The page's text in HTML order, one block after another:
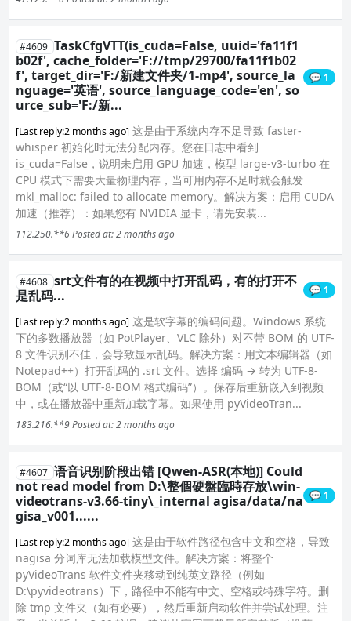
#4609 TaskCfgVTT(is_cuda=False, uuid='fa11f1
b02f', cache_folder='F://tmp/29700/fa11f1b02
f', target_dir='F:/新建文件夹/1-mp4', source_la
nguage='英语', source_language_code='en', so
urce_sub='F:/新...
💬 1
[Last reply:2 months ago] 这是由于系统内存不足导致 faster-
whisper 初始化时无法分配内存。您在日志中看到
is_cuda=False，说明未启用 GPU 加速，模型 large-v3-turbo 在
CPU 模式下需要大量物理内存，当可用内存不足时就会触发
mkl_malloc: failed to allocate memory。解决方案：启用 CUDA
加速（推荐）：如果您有 NVIDIA 显卡，请先安装...
112.250.**6Posted at: 2 months ago
#4608 srt文件有的在视频中打开乱码，有的打开不
是乱码...
💬 1
[Last reply:2 months ago] 这是软字幕的编码问题。Windows 系统
下的多数播放器（如 PotPlayer、VLC 除外）对不带 BOM 的 UTF-
8 文件识别不佳，会导致显示乱码。解决方案：用文本编辑器（如
Notepad++）打开乱码的 .srt 文件。选择 编码 → 转为 UTF-8-
BOM（或“以 UTF-8-BOM 格式编码”）。保存后重新嵌入到视频
中，或在播放器中重新加载字幕。如果使用 pyVideoTran...
183.216.**9Posted at: 2 months ago
#4607 语音识别阶段出错 [Qwen-ASR(本地)] Could
not read model from D:\整個硬盤臨時存放\win-
videotrans-v3.66-tiny\_internal agisa/data/na
gisa_v001......
💬 1
[Last reply:2 months ago] 这是由于软件路径包含中文和空格，导致
nagisa 分词库无法加载模型文件。解决方案：将整个
pyVideoTrans 软件文件夹移动到纯英文路径（例如
D:\pyvideotrans）下，路径中不能有中文、空格或特殊字符。删
除 tmp 文件夹（如有必要），然后重新启动软件并尝试处理。注